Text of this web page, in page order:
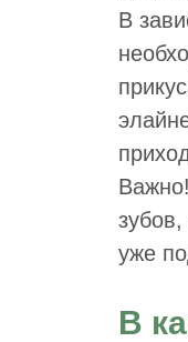
В
уже
В